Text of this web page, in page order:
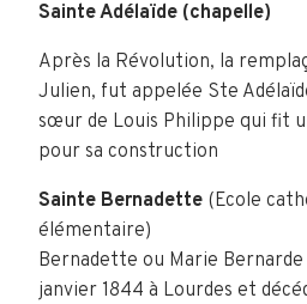
Sainte Adélaïde (chapelle)
Après la Révolution, la
Julien, fut appelée Ste
sœur de Louis Philippe qui fit
pour sa construction
Sainte Bernadette (Ecole
élémentaire)
Bernadette ou Marie
janvier 1844 à Lourdes et